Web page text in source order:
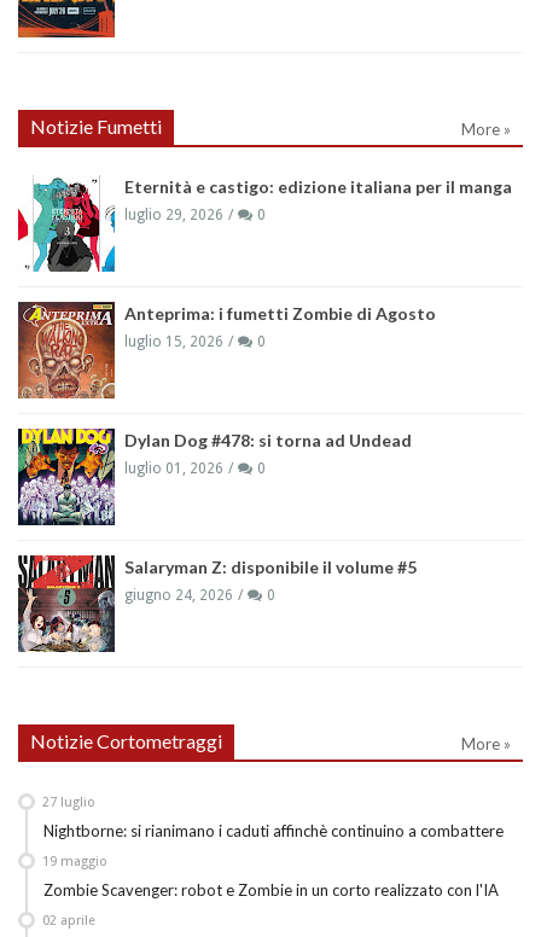
Notizie Fumetti More »
Eternità e castigo: edizione italiana per il manga
luglio 29, 2026 0
Anteprima: i fumetti Zombie di Agosto
luglio 15, 2026 0
Dylan Dog #478: si torna ad Undead
luglio 01, 2026 0
Salaryman Z: disponibile il volume #5
giugno 24, 2026 0
Notizie Cortometraggi More »
Nightborne: si rianimano i caduti affinchè continuino a combattere
27 luglio
Zombie Scavenger: robot e Zombie in un corto realizzato con l'IA
19 maggio
02 aprile